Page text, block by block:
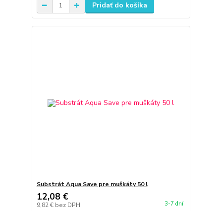
Pridať do košíka
Substrát Aqua Save pre muškáty 50 l
12,08 €
9,82 € bez DPH 3-7 dní